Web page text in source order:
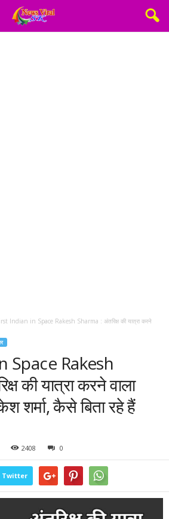
Indian in Space Rakesh Sharma : अंतरिक्ष की यात्रा करने
Space Rakesh
की यात्रा करने वाला
शर्मा, कैसे बिता रहे हैं
2408 0
Twitter